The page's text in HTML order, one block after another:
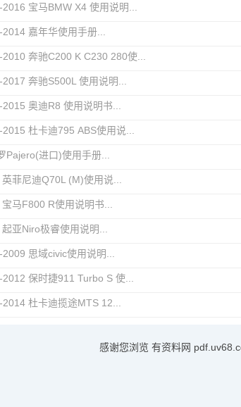
宝马BMW X4 使用说明...
嘉年华使用手册...
奔驰C200 K C230 280使...
奔驰S500L 使用说明...
奥迪R8 使用说明书...
杜卡迪795 ABS使用说...
Pajero(进口)使用手册...
菲尼迪Q70L (M)使用说...
马F800 R使用说明书...
亚Niro极睿使用说明...
思域civic使用说明...
保时捷911 Turbo S 使...
杜卡迪揽途MTS 12...
感谢您浏览有资料网